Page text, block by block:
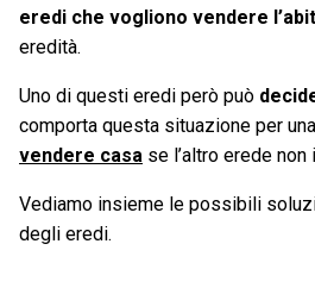
eredi che vogliono vendere
eredità.
Uno di questi eredi però può
comporta questa situazione per
vendere casa se l’altro erede
Vediamo insieme le possibili
degli eredi.